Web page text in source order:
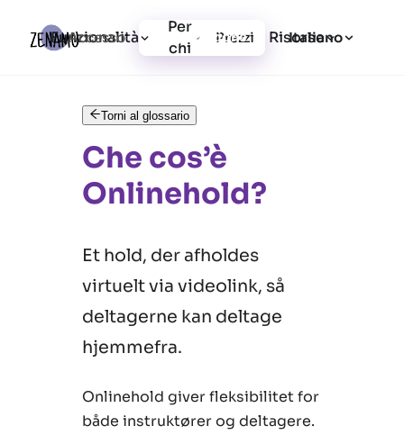
Funzionalità
Per
chi
Prezzi Risorse
Accesso Registrazione Italiano
Torni al glossario
Che cos’è
Onlinehold?
Et hold, der afholdes
virtuelt via videolink, så
deltagerne kan deltage
hjemmefra.
Onlinehold giver fleksibilitet for
både instruktører og deltagere.